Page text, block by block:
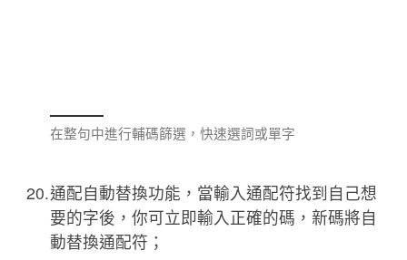
在整句中進行輔碼篩選，快速選詞或單字
通配自動替換功能，當輸入通配符找到自己想
要的字後，你可立即輸入正確的碼，新碼將自
動替換通配符；